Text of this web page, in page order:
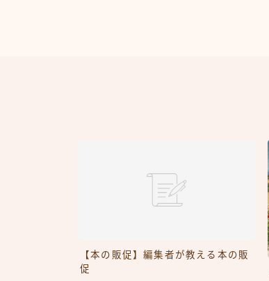
【本の販促】編集者が教える本の販
促